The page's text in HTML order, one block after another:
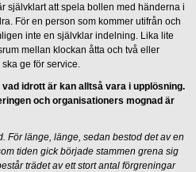
självklart att spela bollen med händerna i
För en person som kommer utifrån och
inte en självklar indelning. Lika lite
mellan klockan åtta och två eller
ge för service.
idrott är kan alltså vara i upplösning.
och organisationers mognad är
För länge, länge, sedan bestod det av en
tiden gick började stammen grena sig
trädet av ett stort antal förgreningar